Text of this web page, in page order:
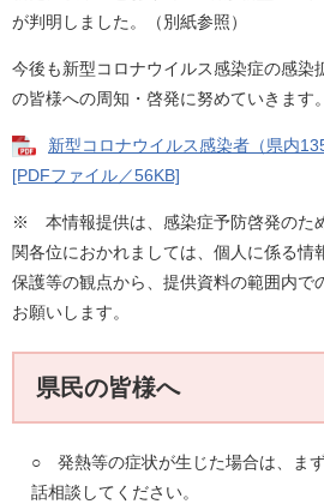
が判明しました。（別紙参照）
今後も新型コロナウイルス感染症の感染
の皆様への周知・啓発に努めていきます。
新型コロナウイルス感染者（県内
[PDFファイル／56KB]
※ 本情報提供は、感染症予防啓発のた
関各位におかれましては、個人に係る情
保護等の観点から、提供資料の範囲内で
お願いします。
県民の皆様へ
○ 発熱等の症状が生じた場合は、ま
話相談してください。